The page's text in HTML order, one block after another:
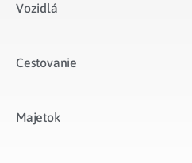
Vozidlá​
Cestovanie
Majetok​